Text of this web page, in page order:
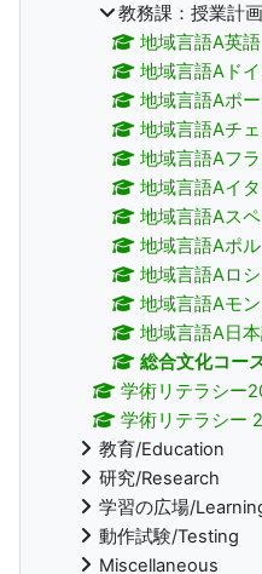
教務課：授業計
地域言語A英語
地域言語Aド
地域言語Aポ
地域言語Aチ
地域言語Aフ
地域言語Aイ
地域言語Aス
地域言語Aポ
地域言語Aロ
地域言語Aモ
地域言語A日
総合文化コー
学術リテラシー
学術リテラシー
教育/Education
研究/Research
学習の広場/
動作試験/Testing
Miscellaneous